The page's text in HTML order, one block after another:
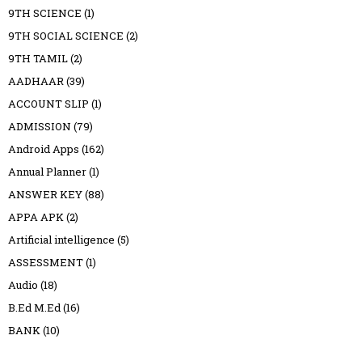
9TH SCIENCE (1)
9TH SOCIAL SCIENCE (2)
9TH TAMIL(2)
AADHAAR(39)
ACCOUNT SLIP (1)
ADMISSION (79)
Android Apps (162)
Annual Planner(1)
ANSWER KEY(88)
APPA APK(2)
Artificial intelligence (5)
ASSESSMENT(1)
Audio (18)
B.Ed M.Ed(16)
BANK(10)